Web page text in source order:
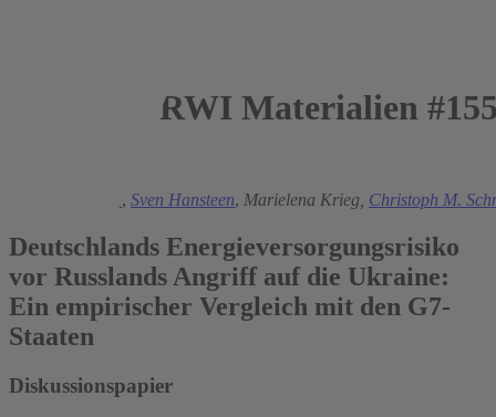
RWI Materialien
, Sven Hansteen, Marielena Krieg, Christoph M.
Deutschlands Energieversorgungsrisiko
vor Russlands Angriff auf die Ukraine:
Ein empirischer Vergleich mit den G7-
Staaten
Diskussionspapier